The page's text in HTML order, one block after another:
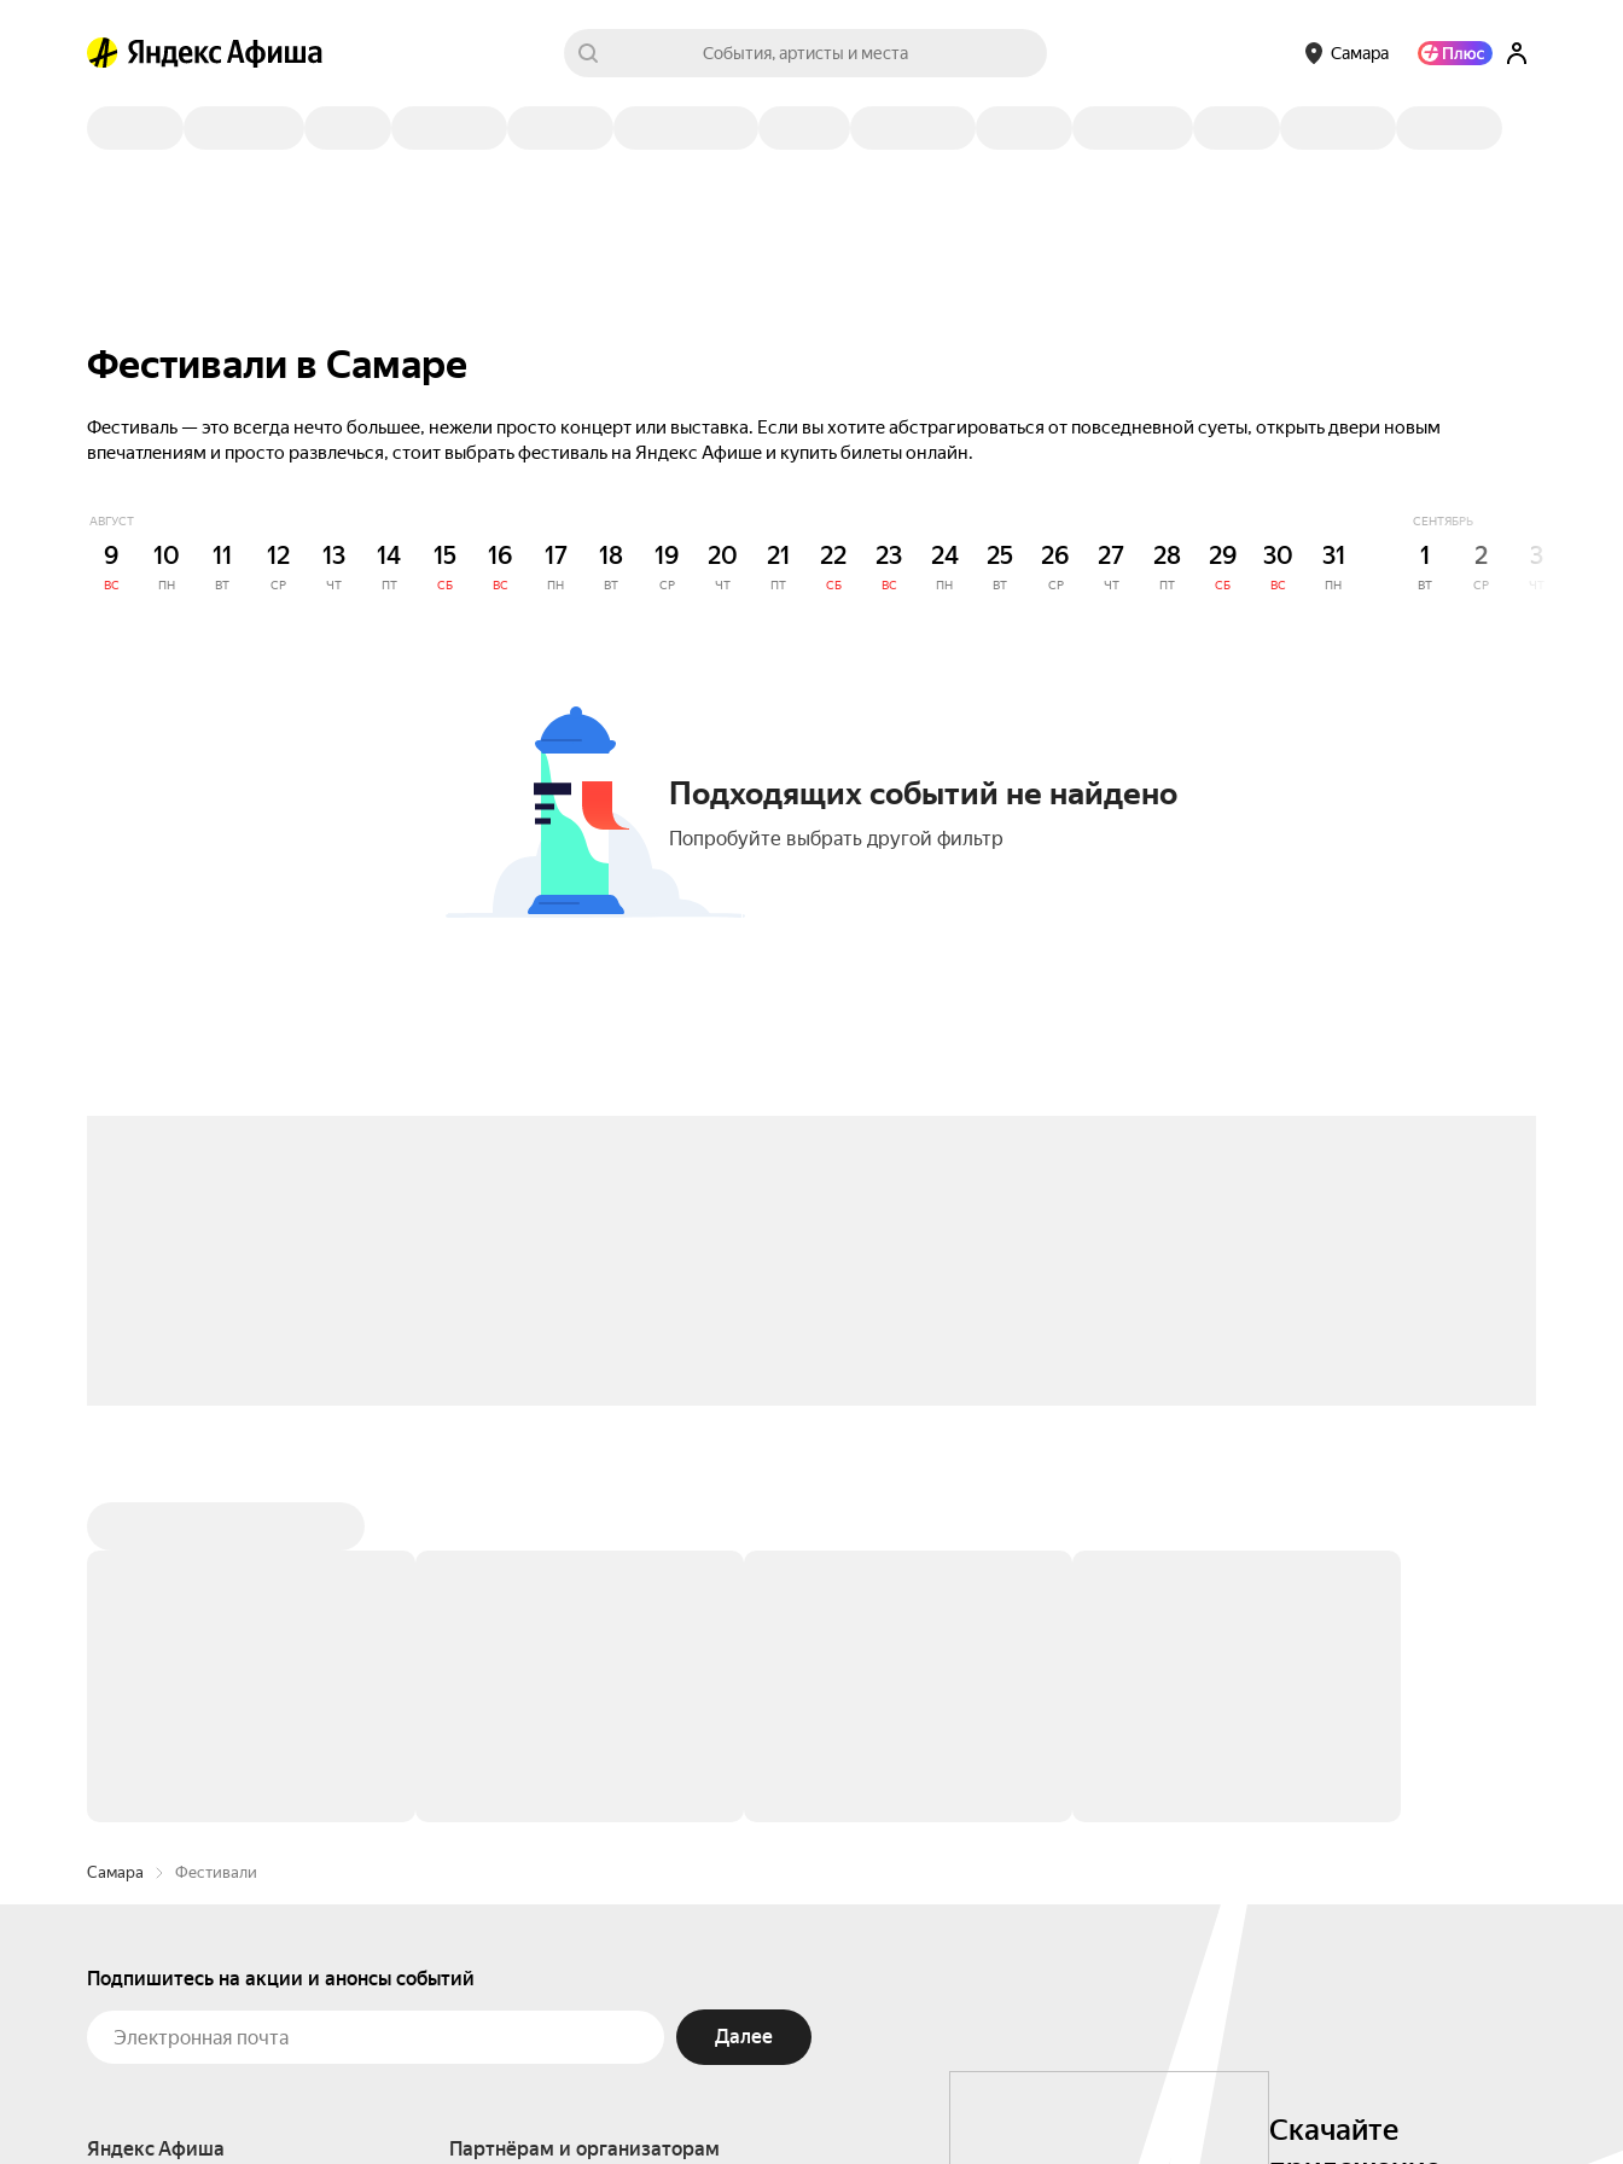
События, артисты и места Самара
Фестивали в Самаре
Фестиваль — это всегда нечто большее, нежели просто концерт или выставка. Если вы хотите абстрагироваться от повседневной суеты, открыть двери новым
впечатлениям и просто развлечься, стоит выбрать фестиваль на Яндекс Афише и купить билеты онлайн.
АВГУСТ
9
ВС
10
ПН
11
ВТ
12
СР
13
ЧТ
14
ПТ
15
СБ
16
ВС
17
ПН
18
ВТ
19
СР
20
ЧТ
21
ПТ
22
СБ
23
ВС
24
ПН
25
ВТ
26
СР
27
ЧТ
28
ПТ
29
СБ
30
ВС
31
ПН
СЕНТЯБРЬ
1
ВТ
2
СР
3
Подходящих событий не найдено
Попробуйте выбрать другой фильтр
Самара Фестивали
Подпишитесь на акции и анонсы событий
Далее
Яндекс Афиша Партнёрам и организаторам
Скачайте